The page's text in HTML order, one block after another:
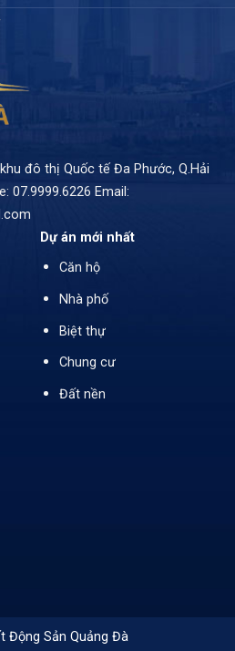
đô thị Quốc tế Đa Phước, Q.Hải
07.9999.6226 Email:
Dự án mới nhất
Căn hộ
Nhà phố
Biệt thự
Chung cư
Đất nền
Động Sản Quảng Đà